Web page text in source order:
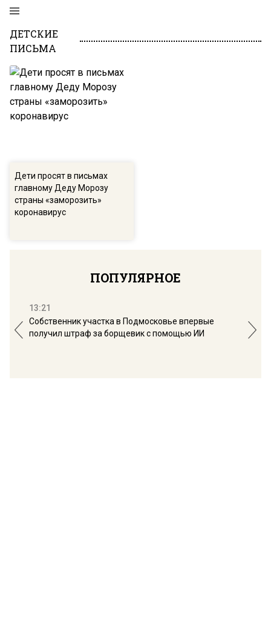
ДЕТСКИЕ
ПИСЬМА
Дети просят в письмах
главному Деду Морозу
страны «заморозить»
коронавирус
ПОПУЛЯРНОЕ
13:21
Собственник участка в Подмосковье впервые
получил штраф за борщевик с помощью ИИ